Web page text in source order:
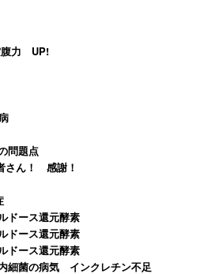
力 UP!
問題点
さん！ 感謝！
ドース還元酵素
ドース還元酵素
ドース還元酵素
細菌の病気 インクレチン不足